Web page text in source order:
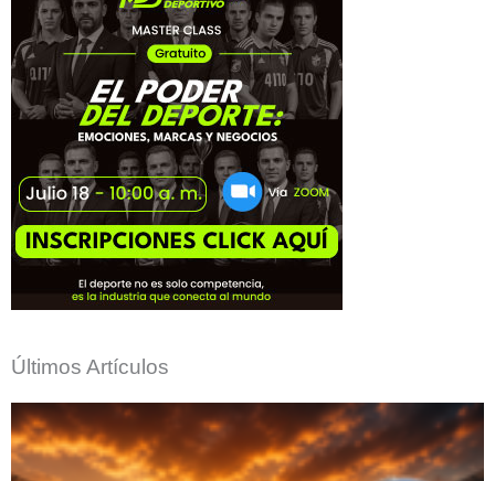
Últimos Artículos